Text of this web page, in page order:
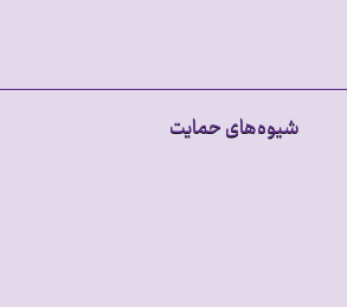
شیوه‌های حمایت